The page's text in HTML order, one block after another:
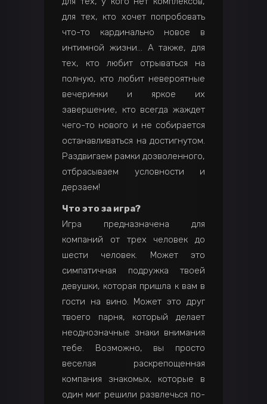
для тех, кто хочет попробовать
что-то кардинально новое в
интимной жизни… А также, для
тех, кто любит отрываться на
полную, кто любит невероятные
вечеринки и яркое их
завершение, кто всегда жаждет
чего-то нового и не собирается
останавливаться на достигнутом.
Раздвигаем рамки дозволенного,
отбрасываем условности и
дерзаем!
Что это за игра?
Игра предназначена для
компаний от трех человек до
шести человек. Может это
симпатичная подружка твоей
девушки, которая пришла к вам в
гости на вино. Может это друг
твоего парня, который делает
неоднозначные знаки внимания
тебе. Возможно, вы просто
веселая раскрепощенная
компания знакомых, которые в
один миг решили развлечься по-